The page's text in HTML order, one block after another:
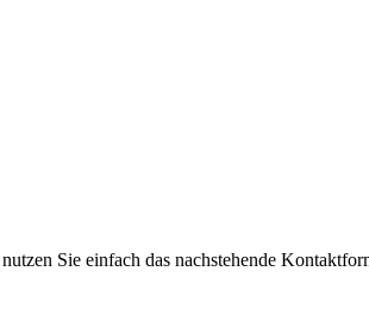
Sie einfach das nachstehende